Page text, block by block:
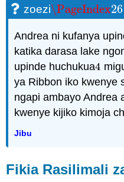
zoezi\PageIndex26
\PageIndex26
Andrea ni kufanya
katika darasa lake
upinde huchukua4
4
ya Ribbon iko kwenye
ngapi ambayo Andrea
kwenye kijiko kimoja
Jibu
Fikia Rasilimali